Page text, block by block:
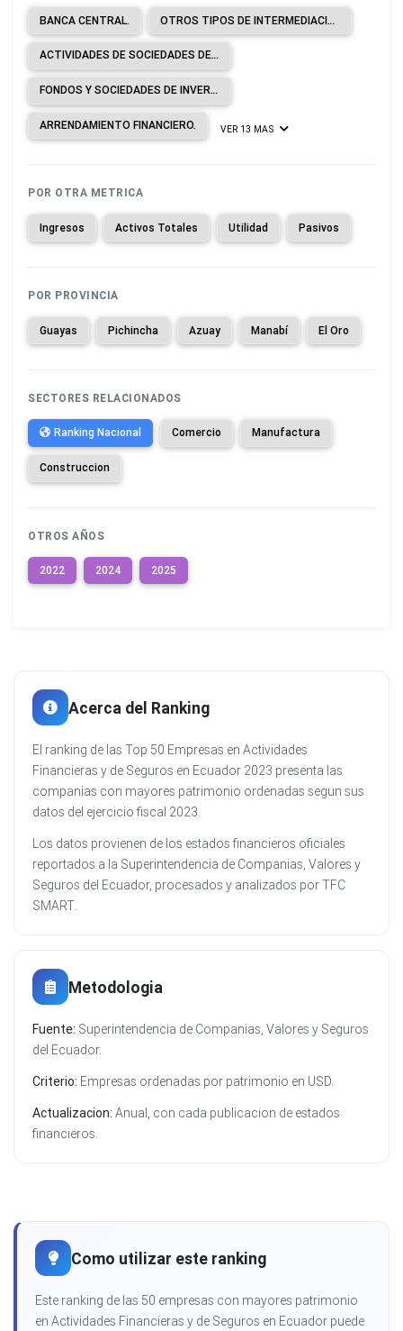
BANCA CENTRAL. OTROS TIPOS DE INTERMEDIACIÓN MONETARIA.
ACTIVIDADES DE SOCIEDADES DE CARTERA.
FONDOS Y SOCIEDADES DE INVERSIÓN Y ENTIDADES FINANCIERAS SIMILARES.
ARRENDAMIENTO FINANCIERO. VER 13 MAS
POR OTRA METRICA
Ingresos Activos Totales Utilidad Pasivos
POR PROVINCIA
Guayas Pichincha Azuay Manabí El Oro
SECTORES RELACIONADOS
Ranking Nacional Comercio Manufactura
Construccion
OTROS AÑOS
2022 2024 2025
Acerca del Ranking
El ranking de las Top 50 Empresas en Actividades
Financieras y de Seguros en Ecuador 2023 presenta las
companias con mayores patrimonio ordenadas segun sus
datos del ejercicio fiscal 2023.
Los datos provienen de los estados financieros oficiales
reportados a la Superintendencia de Companias, Valores y
Seguros del Ecuador, procesados y analizados por TFC
SMART.
Metodologia
Fuente: Superintendencia de Companias, Valores y Seguros
del Ecuador.
Criterio: Empresas ordenadas por patrimonio en USD.
Actualizacion: Anual, con cada publicacion de estados
financieros.
Como utilizar este ranking
Este ranking de las 50 empresas con mayores patrimonio
en Actividades Financieras y de Seguros en Ecuador puede